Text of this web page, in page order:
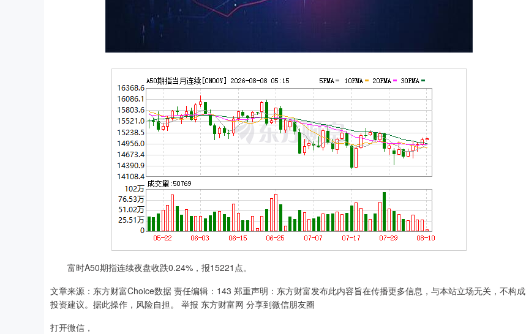
富时A50期指连续夜盘收跌0.24%，报15221点。
文章来源：东方财富Choice数据 责任编辑：143 郑重声明：东方财富发布此内容旨在传播更多信息，与本站立场无关，不构成
投资建议。据此操作，风险自担。 举报 东方财富网 分享到微信朋友圈
打开微信，